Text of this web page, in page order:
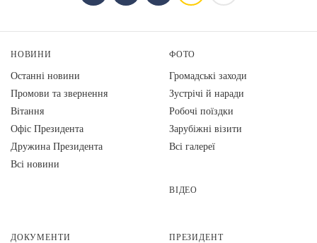
НОВИНИ
Останні новини
Промови та звернення
Вiтання
Офіс Президента
Дружина Президента
Всі новини
ФОТО
Громадські заходи
Зустрічі й наради
Робочі поїздки
Зарубіжні візити
Всі галереї
ВІДЕО
ДОКУМЕНТИ ПРЕЗИДЕНТ